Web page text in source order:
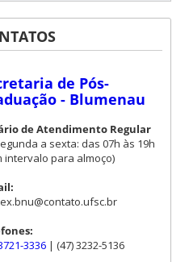
de Pós-
- Blumenau
de Atendimento Regular
a sexta: das 07h às 19h
intervalo para almoço)
3336| (47) 3232-5136